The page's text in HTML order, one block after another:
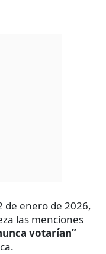
de enero de 2026,
las menciones
votarían”